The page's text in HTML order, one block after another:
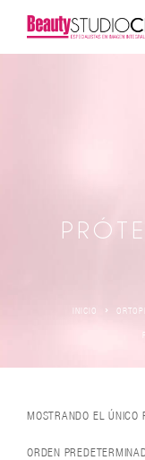
INICIO
MOSTRANDO EL ÚNICO
ORDEN